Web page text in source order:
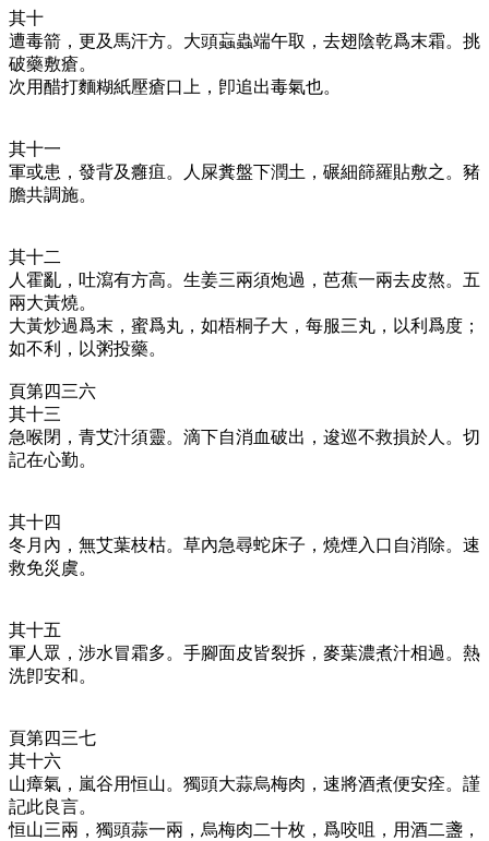
其十
遭毒箭，更及馬汗方。大頭蝱蟲端午取，去翅陰乾爲末霜。挑
破藥敷瘡。
次用醋打麵糊紙壓瘡口上，卽追出毒氣也。
其十一
軍或患，發背及癰疽。人屎糞盤下潤土，碾細篩羅貼敷之。豬
膽共調施。
其十二
人霍亂，吐瀉有方高。生姜三兩須炮過，芭蕉一兩去皮熬。五
兩大黃燒。
大黃炒過爲末，蜜爲丸，如梧桐子大，每服三丸，以利爲度；
如不利，以粥投藥。
頁第四三六
其十三
急喉閉，青艾汁須靈。滴下自消血破出，逡巡不救損於人。切
記在心勤。
其十四
冬月內，無艾葉枝枯。草內急尋蛇床子，燒煙入口自消除。速
救免災虞。
其十五
軍人眾，涉水冒霜多。手腳面皮皆裂拆，麥葉濃煮汁相過。熱
洗卽安和。
頁第四三七
其十六
山瘴氣，嵐谷用恒山。獨頭大蒜烏梅肉，速將酒煮便安痊。謹
記此良言。
恒山三兩，獨頭蒜一兩，烏梅肉二十枚，爲咬咀，用酒二盞，